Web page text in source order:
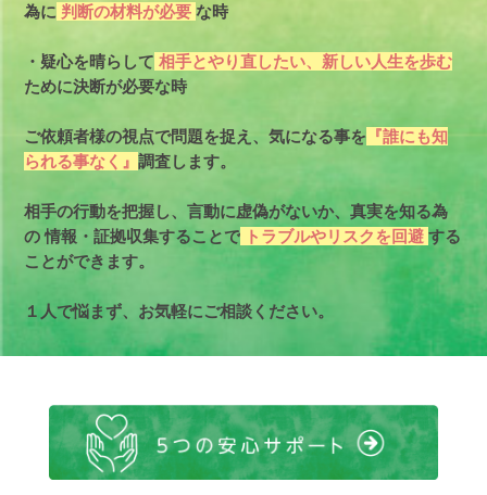
為に 判断の材料が必要な時
・疑心を晴らして 相手とやり直したい、新しい人生を歩む
ために決断が必要な時
ご依頼者様の視点で問題を捉え、気になる事を 『誰にも知
られる事なく』調査します。
相手の行動を把握し、言動に虚偽がないか、真実を知る為
の情報・証拠収集することで トラブルやリスクを回避する
ことができます。
１人で悩まず、お気軽にご相談ください。